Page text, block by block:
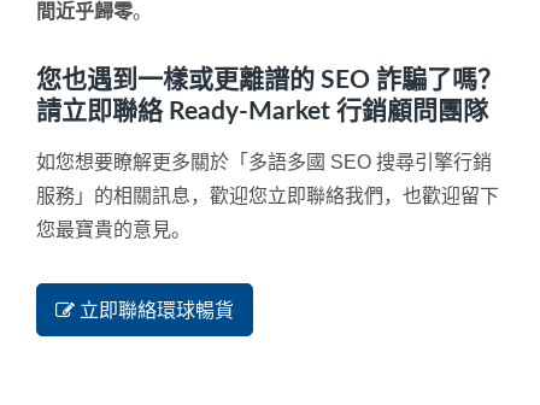
間近乎歸零。
您也遇到一樣或更離譜的 SEO 詐騙了嗎？
請立即聯絡 Ready-Market 行銷顧問團隊
如您想要瞭解更多關於「多語多國 SEO 搜尋引擎行銷
服務」的相關訊息，歡迎您立即聯絡我們，也歡迎留下
您最寶貴的意見。
立即聯絡環球暢貨